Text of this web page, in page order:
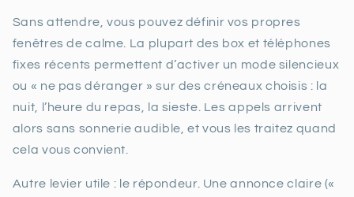
Sans attendre, vous pouvez définir vos propres
fenêtres de calme. La plupart des box et téléphones
fixes récents permettent d’activer un mode silencieux
ou « ne pas déranger » sur des créneaux choisis : la
nuit, l’heure du repas, la sieste. Les appels arrivent
alors sans sonnerie audible, et vous les traitez quand
cela vous convient.
Autre levier utile : le répondeur. Une annonce claire («